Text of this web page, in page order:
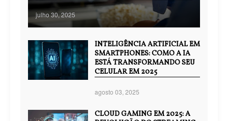
julho 30, 2025
INTELIGÊNCIA ARTIFICIAL EM
SMARTPHONES: COMO A IA
ESTÁ TRANSFORMANDO SEU
CELULAR EM 2025
agosto 03, 2025
CLOUD GAMING EM 2025: A